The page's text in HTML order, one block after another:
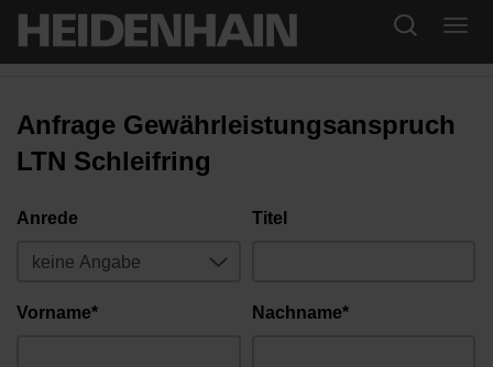
Anfrage Gewährleistungsanspruch
LTN Schleifring
Anrede Titel
Vorname* Nachname*